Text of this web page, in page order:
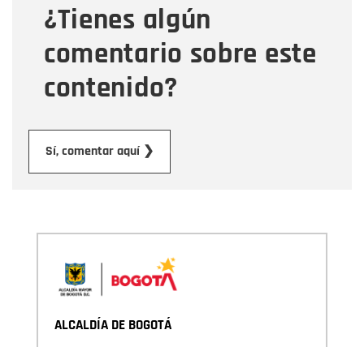
¿Tienes algún
comentario sobre este
contenido?
Sí, comentar aquí ❯
Mensaje
ALCALDÍA DE BOGOTÁ